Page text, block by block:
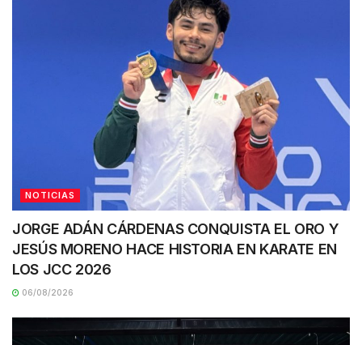
NOTICIAS
JORGE ADÁN CÁRDENAS CONQUISTA EL ORO Y
JESÚS MORENO HACE HISTORIA EN KARATE EN
LOS JCC 2026
06/08/2026